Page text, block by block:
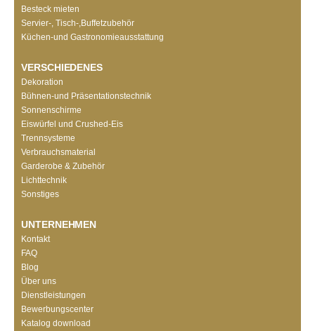
Besteck mieten
Servier-, Tisch-,Buffetzubehör
Küchen-und Gastronomieausstattung
VERSCHIEDENES
Dekoration
Bühnen-und Präsentationstechnik
Sonnenschirme
Eiswürfel und Crushed-Eis
Trennsysteme
Verbrauchsmaterial
Garderobe & Zubehör
Lichttechnik
Sonstiges
UNTERNEHMEN
Kontakt
FAQ
Blog
Über uns
Dienstleistungen
Bewerbungscenter
Katalog download